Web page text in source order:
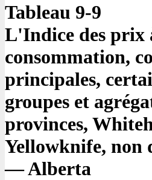
Tableau 9-9
L'Indice des prix
consommation,
principales,
groupes et
provinces,
Yellowknife, non
— Alberta